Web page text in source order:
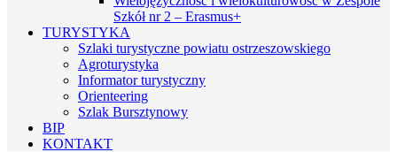
Szkół nr 2 – Erasmus+
TURYSTYKA
Szlaki turystyczne powiatu ostrzeszowskiego
Agroturystyka
Informator turystyczny
Orienteering
Szlak Bursztynowy
BIP
KONTAKT